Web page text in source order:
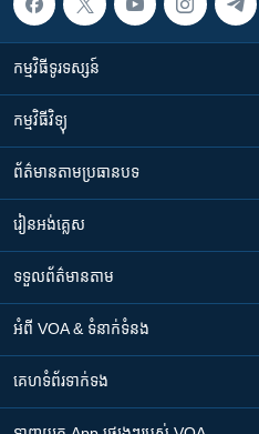
កម្មវិធី​ទូរទស្សន៍
កម្មវិធី​វិទ្យុ
ព័ត៌មាន​តាមប្រធានបទ​
រៀន​​អង់គ្លេស
ទទួល​ព័ត៌មាន​តាម
អំពី​ VOA & ទំនាក់ទំនង
គេហទំព័រ​​ទាក់ទង